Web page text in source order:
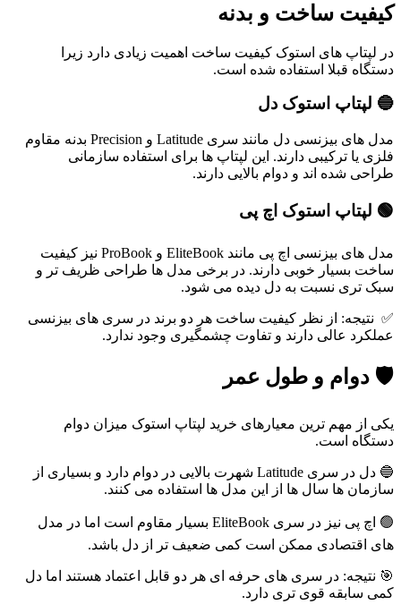
کیفیت ساخت و بدنه
در لپتاپ های استوک کیفیت ساخت اهمیت زیادی دارد زیرا
دستگاه قبلا استفاده شده است.
🔵 لپتاپ استوک دل
مدل های بیزنسی دل مانند سری Latitude و Precision بدنه مقاوم
فلزی یا ترکیبی دارند. این لپتاپ ها برای استفاده سازمانی
طراحی شده اند و دوام بالایی دارند.
🟢 لپتاپ استوک اچ پی
مدل های بیزنسی اچ پی مانند EliteBook و ProBook نیز کیفیت
ساخت بسیار خوبی دارند. در برخی مدل ها طراحی ظریف تر و
سبک تری نسبت به دل دیده می شود.
✅ نتیجه: از نظر کیفیت ساخت هر دو برند در سری های بیزنسی
عملکرد عالی دارند و تفاوت چشمگیری وجود ندارد.
🛡 دوام و طول عمر
یکی از مهم ترین معیارهای خرید لپتاپ استوک میزان دوام
دستگاه است.
🔵 دل در سری Latitude شهرت بالایی در دوام دارد و بسیاری از
سازمان ها سال ها از این مدل ها استفاده می کنند.
🟢 اچ پی نیز در سری EliteBook بسیار مقاوم است اما در مدل
های اقتصادی ممکن است کمی ضعیف تر از دل باشد.
🎯 نتیجه: در سری های حرفه ای هر دو قابل اعتماد هستند اما دل
کمی سابقه قوی تری دارد.